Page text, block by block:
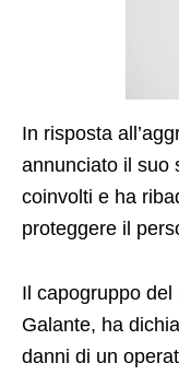
In risposta
annunciato il suo
coinvolti e ha
proteggere il
Il capogruppo
Galante, ha
danni di un